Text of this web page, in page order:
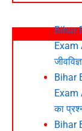
Bihar
Exam
Bihar
Exam
का
Bihar